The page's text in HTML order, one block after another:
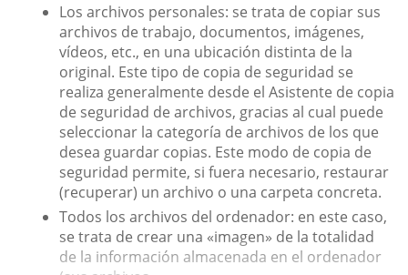
Los archivos personales: se trata de copiar sus
archivos de trabajo, documentos, imágenes,
vídeos, etc., en una ubicación distinta de la
original. Este tipo de copia de seguridad se
realiza generalmente desde el Asistente de copia
de seguridad de archivos, gracias al cual puede
seleccionar la categoría de archivos de los que
desea guardar copias. Este modo de copia de
seguridad permite, si fuera necesario, restaurar
(recuperar) un archivo o una carpeta concreta.
Todos los archivos del ordenador: en este caso,
se trata de crear una «imagen» de la totalidad
de la información almacenada en el ordenador